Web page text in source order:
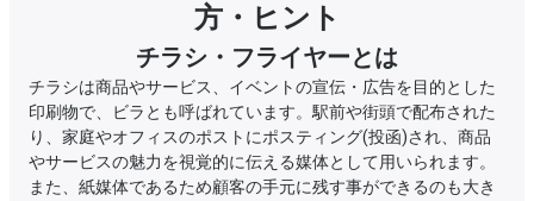
方・ヒント
チラシ・フライヤーとは
チラシは商品やサービス、イベントの宣伝・広告を目的とした
印刷物で、ビラとも呼ばれています。駅前や街頭で配布された
り、家庭やオフィスのポストにポスティング(投函)され、商品
やサービスの魅力を視覚的に伝える媒体として用いられます。
また、紙媒体であるため顧客の手元に残す事ができるのも大き